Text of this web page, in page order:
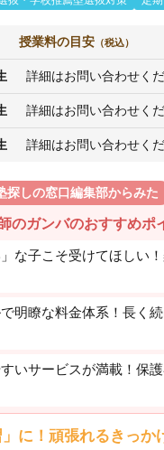
授業料の目安 （税込）
詳細はお問い合わせく
詳細はお問い合わせく
詳細はお問い合わせく
探しの窓口編集部からみた
のガンバのおすすめポ
」な子こそ受けてほしい
明瞭な料金体系！長く
いサービスが満載！保
に！頑張れるきっか